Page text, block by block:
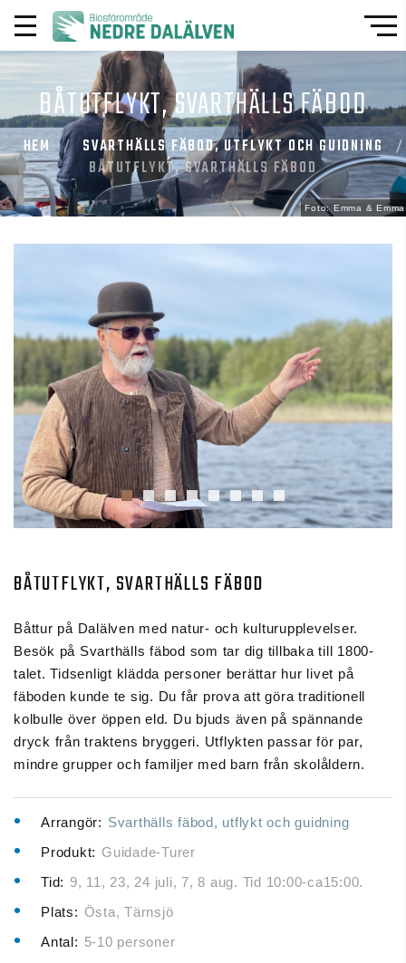
BÅTUTFLYKT, SVARTHÄLLS FÄBOD
HEM
SVARTHÄLLS FÄBOD, UTFLYKT OCH GUIDNING
BÅTUTFLYKT, SVARTHÄLLS FÄBOD
Foto: Emma & Emma
BÅTUTFLYKT, SVARTHÄLLS FÄBOD
Båttur på Dalälven med natur- och kulturupplevelser.
Besök på Svarthälls fäbod som tar dig tillbaka till 1800-
talet. Tidsenligt klädda personer berättar hur livet på
fäboden kunde te sig. Du får prova att göra traditionell
kolbulle över öppen eld. Du bjuds även på spännande
dryck från traktens bryggeri. Utflykten passar för par,
mindre grupper och familjer med barn från skolåldern.
Arrangör: Svarthälls fäbod, utflykt och guidning
Produkt: Guidade-Turer
Tid: 9, 11, 23, 24 juli, 7, 8 aug. Tid 10:00-ca15:00.
Plats: Östa, Tärnsjö
Antal: 5-10 personer